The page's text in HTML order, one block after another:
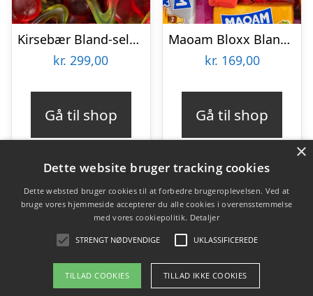
Kirsebær Bland-selv slik i kasser 2,4 kg
kr. 299,00
Gå til shop
Maoam Bloxx Bland-selv slik i kasser 1,3 kg
kr. 169,00
Gå til shop
Varekategorier
Produkter
×
Dette website bruger tracking cookies
Dette websted bruger cookies til at forbedre brugeroplevelsen. Ved at
bruge vores hjemmeside accepterer du alle cookies i overensstemmelse
med vores cookiepolitik. Detaljer
STRENGT NØDVENDIGE UKLASSIFICEREDE
TILLAD COOKIES TILLAD IKKE COOKIES